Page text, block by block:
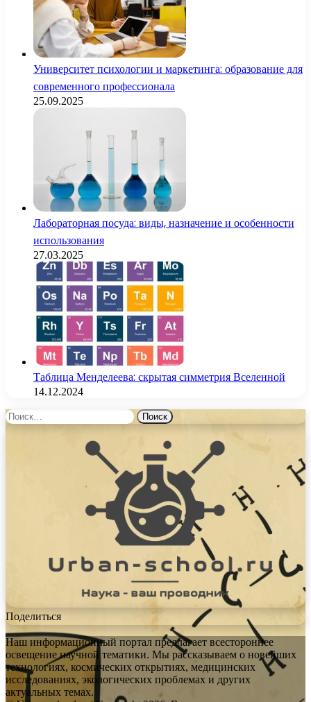
Университет психологии и маркетинга: образование для
современного профессионала
25.09.2025
Лабораторная посуда: виды, назначение и особенности
использования
27.03.2025
Таблица Менделеева: скрытая симметрия Вселенной
14.12.2024
Найти:
Поделиться
Наш информационный портал предлагает всестороннее
освещение научной тематики. Мы рассказываем о новейших
технологиях, космических открытиях, медицинских
исследованиях, экологических проблемах и других
актуальных темах.